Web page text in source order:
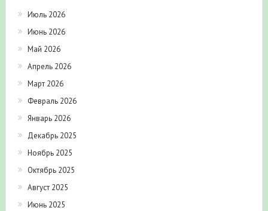
Июль 2026
Июнь 2026
Май 2026
Апрель 2026
Март 2026
Февраль 2026
Январь 2026
Декабрь 2025
Ноябрь 2025
Октябрь 2025
Август 2025
Июнь 2025